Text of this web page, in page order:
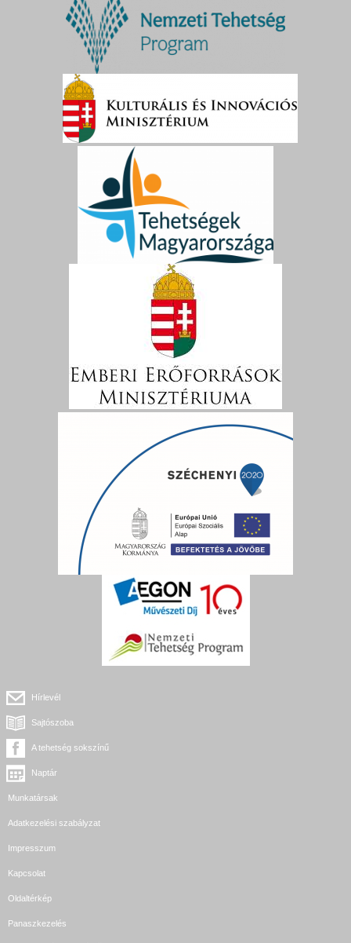
Hírlevél
Sajtószoba
A tehetség sokszínű
Naptár
Munkatársak
Adatkezelési szabályzat
Impresszum
Kapcsolat
Oldaltérkép
Panaszkezelés